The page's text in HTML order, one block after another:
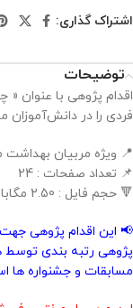
اشتراک گذاری:
توضیحات
اقدام پژوهی با عنوان
فردی را در
📍 ویژه مربیان
📌 تعداد صفحات : 24
🔻 حجم فایل : 2.50 مگابایت
📢 این اقدام پژوهی جهت
پژوهی رتبه بندی توسط
مسابقات و جشنواره ها